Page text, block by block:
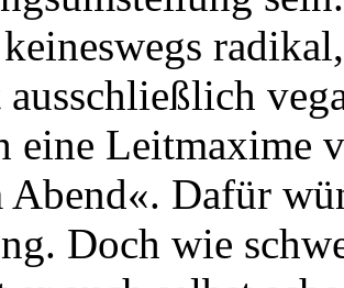
eine Leitmaxime
Abend«. Dafür
Doch wie